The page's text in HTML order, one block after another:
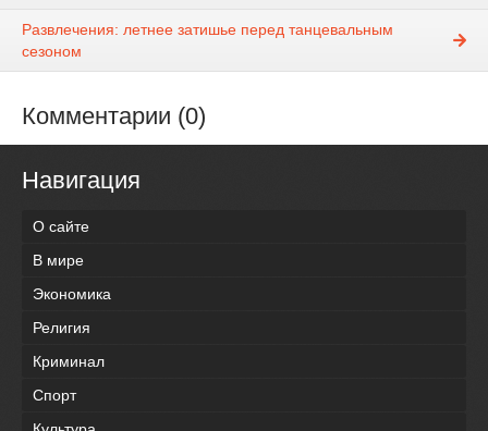
Развлечения: летнее затишье перед танцевальным
сезоном
Комментарии (0)
Навигация
О сайте
В мире
Экономика
Религия
Криминал
Спорт